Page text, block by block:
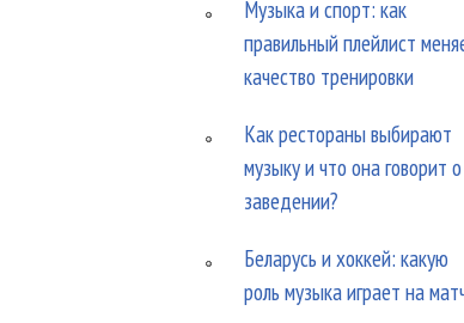
Музыка и спорт: как
правильный плейлист
качество тренировки
Как рестораны выбирают
музыку и что она говорит о
заведении?
Беларусь и хоккей: какую
роль музыка играет на